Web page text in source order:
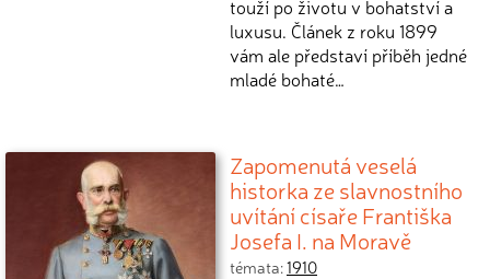
touží po životu v bohatství a
luxusu. Článek z roku 1899
vám ale představí příběh jedné
mladé bohaté…
Zapomenutá veselá
historka ze slavnostního
uvítání císaře Františka
Josefa I. na Moravě
témata:1910